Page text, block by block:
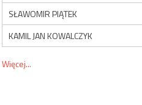
SŁAWOMIR PIĄTEK
KAMIL JAN KOWALCZYK
Więcej...